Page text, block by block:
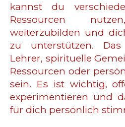
kannst du
Ressourcen
weiterzubilden und
zu unterstützen.
Lehrer, spirituelle
Ressourcen oder
sein. Es ist wichtig,
experimentieren und
für dich persönlich